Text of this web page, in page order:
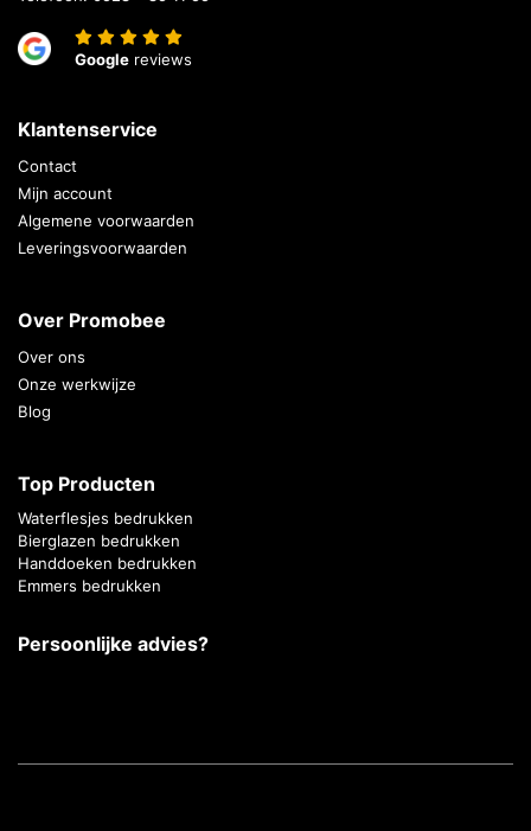
Google reviews
Klantenservice
Contact
Mijn account
Algemene voorwaarden
Leveringsvoorwaarden
Over Promobee
Over ons
Onze werkwijze
Blog
Top Producten
Waterflesjes bedrukken
Bierglazen bedrukken
Handdoeken bedrukken
Emmers bedrukken
Persoonlijke advies?